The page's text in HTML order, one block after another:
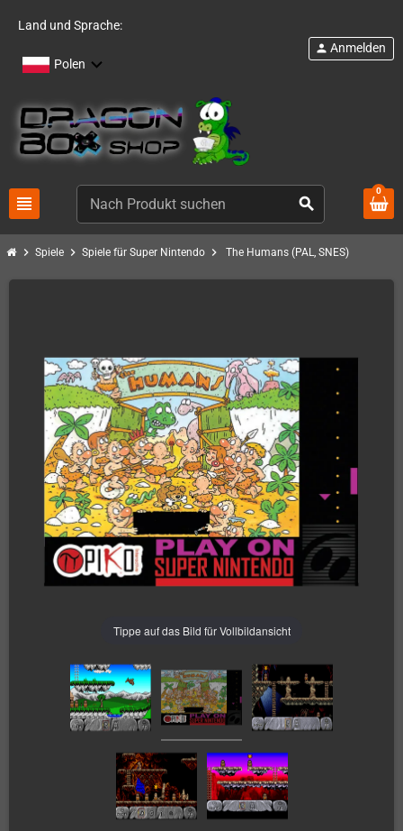
Land und Sprache:
Polen
view_headline search
person Anmelden
0
chevron_right Spiele chevron_right Spiele für Super Nintendo chevron_right The Humans (PAL, SNES)
Tippe auf das Bild für Vollbildansicht